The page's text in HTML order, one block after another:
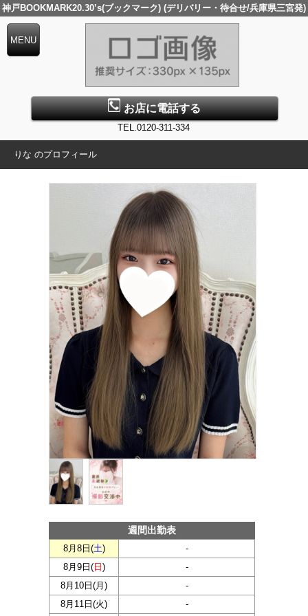
神戸BOOKMARK20.30’s(ブックマーク) (デリバリー・待合せ/兵庫県三宮発)
お店に電話する
TEL.0120-311-334
りな のプロフィール
週間出勤表
8月8日(土)
-
8月9日(日 )
-
8月10日( 月 )
-
8月11日(火) -